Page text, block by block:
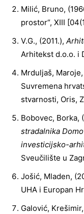
Milić, Bruno,
prostor“, XIII
V.G., (2011.),
Arhitekst d.o.o. i
Mrduljaš, Maroje,
Suvremena
stvarnosti, Oris,
Bobovec, Borka,
stradalnika
investicijsko-
Sveučilište u
Jošić, Mladen,
UHA i Europan
Galović,